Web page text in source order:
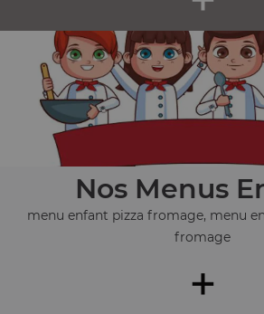
Nos Menus
menu enfant pizza fromage, menu
fromage
+